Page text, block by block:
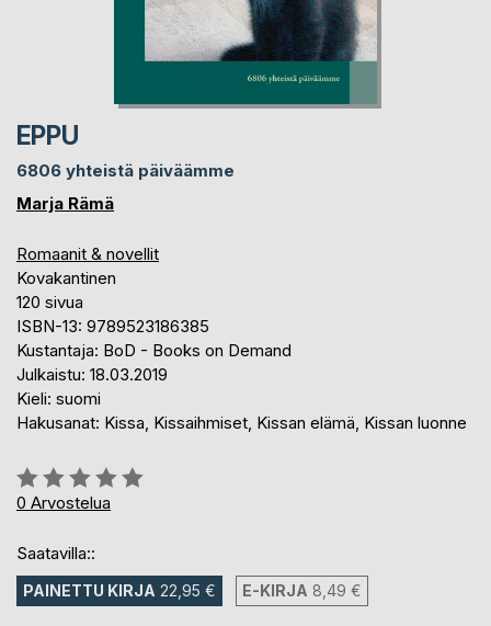
EPPU
6806 yhteistä päiväämme
Marja Rämä
Romaanit & novellit
Kovakantinen
120 sivua
ISBN-13: 9789523186385
Kustantaja: BoD - Books on Demand
Julkaistu: 18.03.2019
Kieli: suomi
Hakusanat: Kissa, Kissaihmiset, Kissan elämä, Kissan luonne
Arvostelu::
0%
0 Arvostelua
Saatavilla::
PAINETTU KIRJA 22,95 € E-KIRJA 8,49 €